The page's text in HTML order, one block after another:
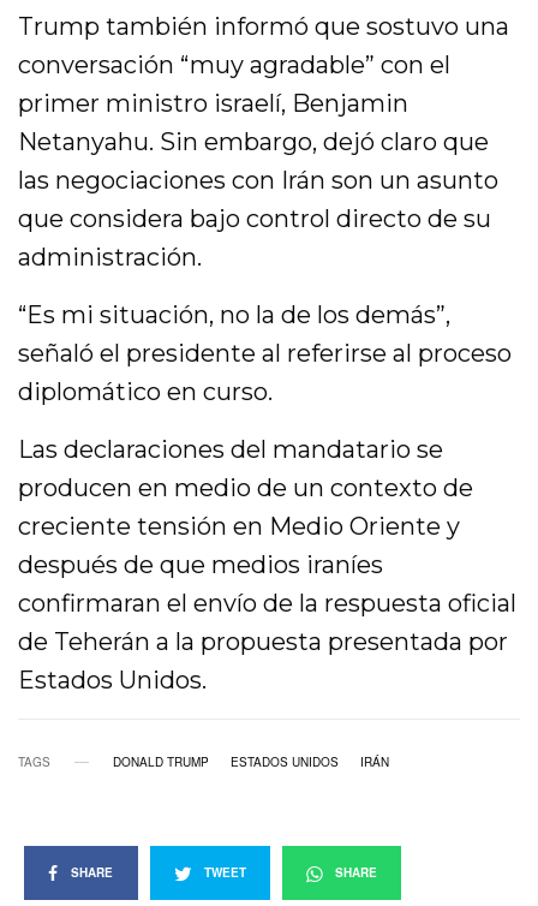
Trump también informó que sostuvo una
conversación “muy agradable” con el
primer ministro israelí, Benjamin
Netanyahu. Sin embargo, dejó claro que
las negociaciones con Irán son un asunto
que considera bajo control directo de su
administración.
“Es mi situación, no la de los demás”,
señaló el presidente al referirse al proceso
diplomático en curso.
Las declaraciones del mandatario se
producen en medio de un contexto de
creciente tensión en Medio Oriente y
después de que medios iraníes
confirmaran el envío de la respuesta oficial
de Teherán a la propuesta presentada por
Estados Unidos.
TAGS DONALD TRUMP ESTADOS UNIDOS IRÁN
SHARE TWEET SHARE